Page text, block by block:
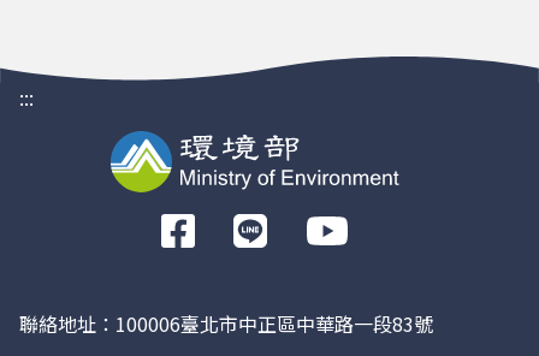
:::
前
往
聯絡地址：100006臺北市中正區中華路一段83號